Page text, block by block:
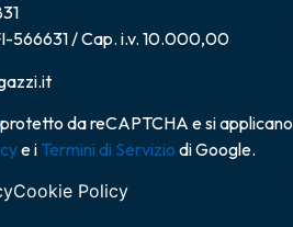
566631 / Cap. i.v. 10.000,00
da reCAPTCHA e si applicano
e i Termini di Servizio di Google.
Cookie Policy